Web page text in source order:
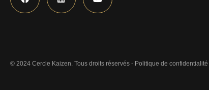
© 2024 Cercle Kaizen. Tous droits réservés - Politique de confidentialité